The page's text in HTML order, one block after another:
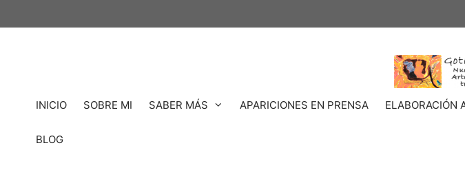
INICIO SOBRE MI SABER MÁS APARICIONES EN PRENSA ELABORACIÓN
BLOG